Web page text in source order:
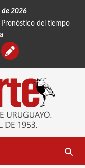
de 2026
Pronóstico del tiempo
Contáctanos